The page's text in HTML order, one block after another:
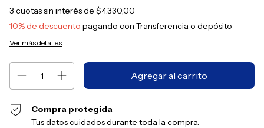
3 cuotas sin interés de $4.330,00
10% de descuento pagando con Transferencia o depósito
Ver más detalles
Compra protegida
Tus datos cuidados durante toda la compra.